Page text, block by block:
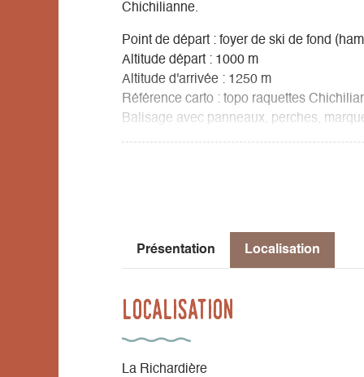
Chichilianne.
Point de départ : foyer de ski de fond
Altitude départ : 1000 m
Altitude d'arrivée : 1250 m
Référence carto : topo raquettes
Balisage avec panneaux, perches,
Présentation Localisation
Localisation
La Richardière